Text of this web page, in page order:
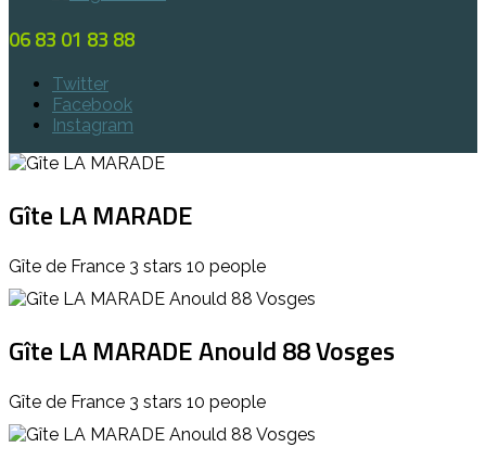
06 83 01 83 88
Twitter
Facebook
Instagram
Gîte LA MARADE
Gîte de France 3 stars 10 people
Gîte LA MARADE Anould 88 Vosges
Gîte de France 3 stars 10 people